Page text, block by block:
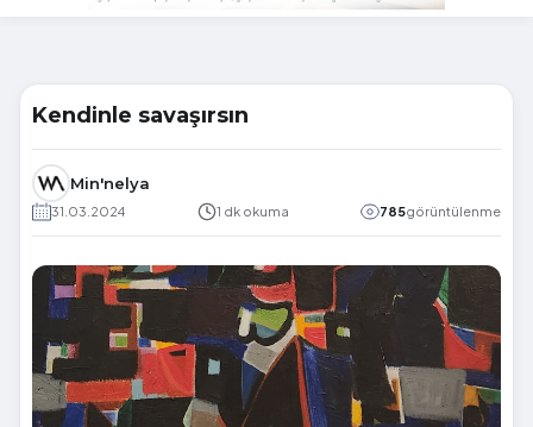
Kendinle savaşırsın
Min'nelya
31.03.2024 1 dk okuma 785görüntülenme